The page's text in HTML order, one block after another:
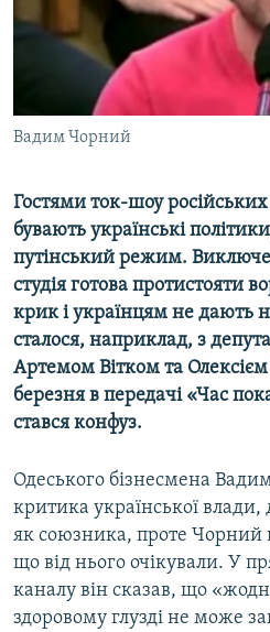
ВІДЕОУРОКИ «ELIFBE»
СВІДЧЕННЯ ОКУПАЦІЇ
УКРАЇНСЬКА ПРОБЛЕМА КРИМУ
ІНФОГРАФІКА
Русский
Qırımtatar
ДОЛУЧАЙСЯ!
Усі сайти RFE/RL
Вадим Чорний
Гостями ток-шоу російських
бувають українські
путінський режим.
студія готова протистояти
крик і українцям не дають
сталося, наприклад, з
Артемом Вітком та
березня в передачі «Час
стався конфуз.
Одеського бізнесмена
критика української
як союзника, проте Чорний
що від нього очікували. У
каналу він сказав, що
здоровому глузді не може